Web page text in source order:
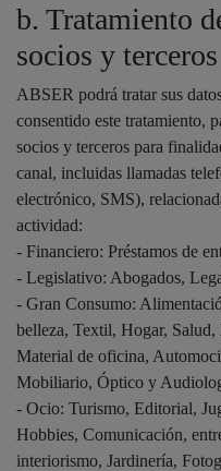
b. Tratamiento
socios y terceros
ABSER podrá tratar sus
consentido este tratamiento,
socios y terceros para
canal, incluidas llamadas
electrónico, SMS),
actividad:
- Financiero: Préstamos de
- Legislativo: Abogados,
- Gran Consumo:
belleza, Textil, Hogar,
Material de oficina,
Mobiliario, Óptico y
- Ocio: Turismo, Editorial,
Hobbies, Comunicación,
interiorismo, Jardinería,